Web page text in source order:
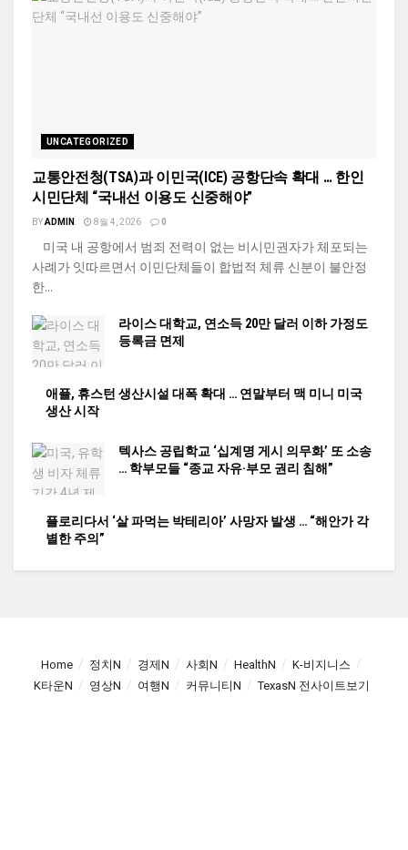
UNCATEGORIZED
교통안전청(TSA)과 이민국(ICE) 공항단속 확대 … 한인
시민단체 “국내선 이용도 신중해야”
BYADMIN 8월 4, 2026 0
미국 내 공항에서 범죄 전력이 없는 비시민권자가 체포되는
사례가 잇따르면서 이민단체들이 합법적 체류 신분이 불안정
한...
라이스 대학교, 연소득 20만 달러 이하 가정도
등록금 면제
애플, 휴스턴 생산시설 대폭 확대 … 연말부터 맥 미니 미국
생산 시작
텍사스 공립학교 ‘십계명 게시 의무화’ 또 소송
… 학부모들 “종교 자유·부모 권리 침해”
플로리다서 ‘살 파먹는 박테리아’ 사망자 발생 … “해안가 각
별한 주의”
Home 정치N 경제N 사회N HealthN
K-비지니스
K타운N
영상N 여행N 커뮤니티N TexasN 전사이트보기